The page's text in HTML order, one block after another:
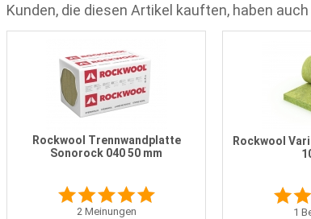
Kunden, die diesen Artikel kauften, haben
Rockwool Trennwandplatte
Sonorock 040 50 mm
2 Meinungen
Rockwool
1